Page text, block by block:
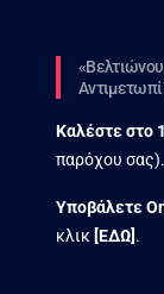
Καλέστε στο
παρόχου σας).
Υποβάλετε
κλικ [ΕΔΩ] .